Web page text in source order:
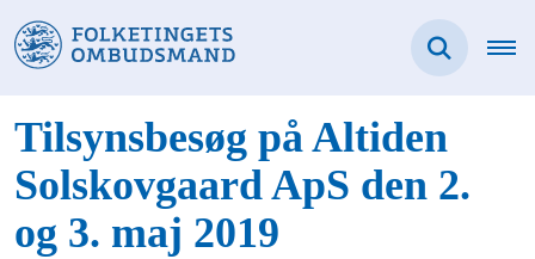
Tilsynsbesøg på Altiden
Solskovgaard ApS den 2.
og 3. maj 2019